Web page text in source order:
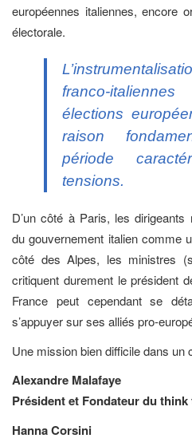
européennes italiennes, encore
électorale.
franco-
élections
raison
période
tensions.
D’un côté à Paris, les
du gouvernement italien comme
côté des Alpes, les ministres
critiquent durement le président
France peut cependant se
s’appuyer sur ses alliés pro-
Une mission bien difficile dans un
Alexandre Malafaye
Président et Fondateur du
Hanna Corsini